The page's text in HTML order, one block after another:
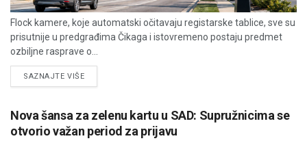
Flock kamere, koje automatski očitavaju registarske tablice, sve su
prisutnije u predgrađima Čikaga i istovremeno postaju predmet
ozbiljne rasprave o...
SAZNAJTE VIŠEDETAILS
Nova šansa za zelenu kartu u SAD: Supružnicima se
otvorio važan period za prijavu